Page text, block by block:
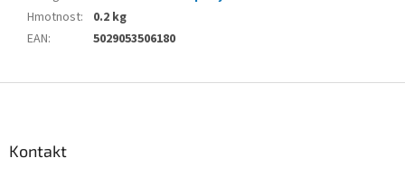
Hmotnost:
0.2 kg
EAN: 5029053506180
Kontakt